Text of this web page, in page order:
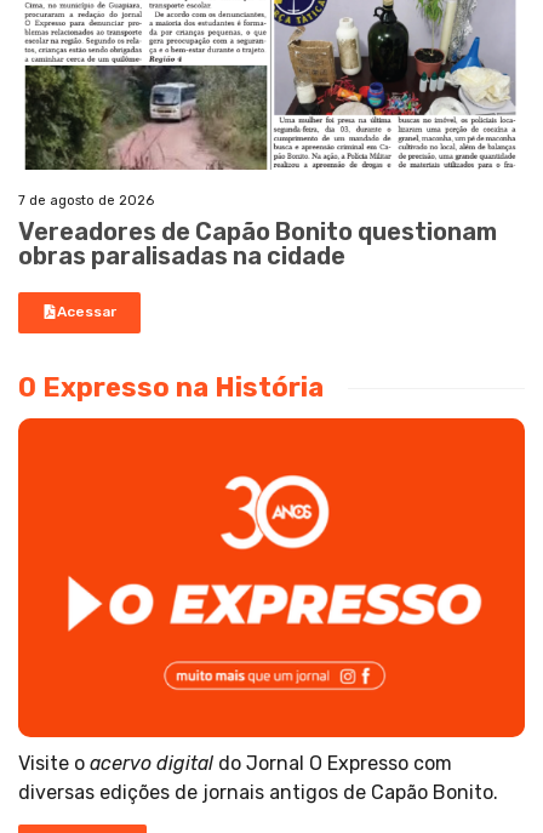
7 de agosto de 2026
Vereadores de Capão Bonito questionam
obras paralisadas na cidade
Acessar
O Expresso na História
Visite o acervo digital do Jornal O Expresso com
diversas edições de jornais antigos de Capão Bonito.